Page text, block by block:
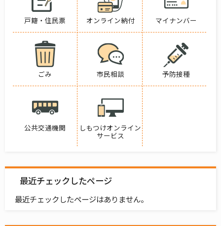
戸籍・住民票 オンライン納付 マイナンバー
ごみ 市民相談 予防接種
公共交通機関
しもつけオンライン
サービス
最近チェックしたページ
最近チェックしたページはありません。